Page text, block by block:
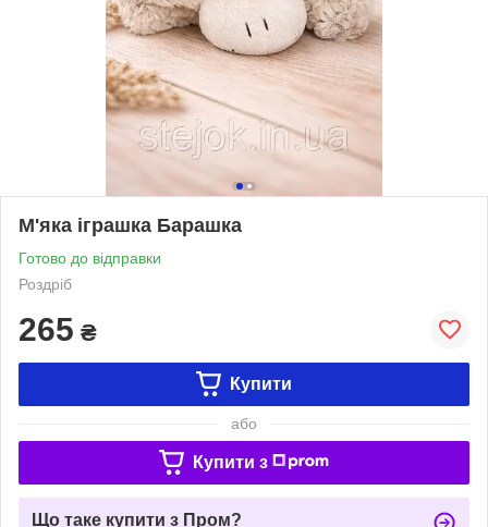
М'яка іграшка Барашка
Готово до відправки
Роздріб
265 ₴
Купити
або
Купити з
Що таке купити з Пром?